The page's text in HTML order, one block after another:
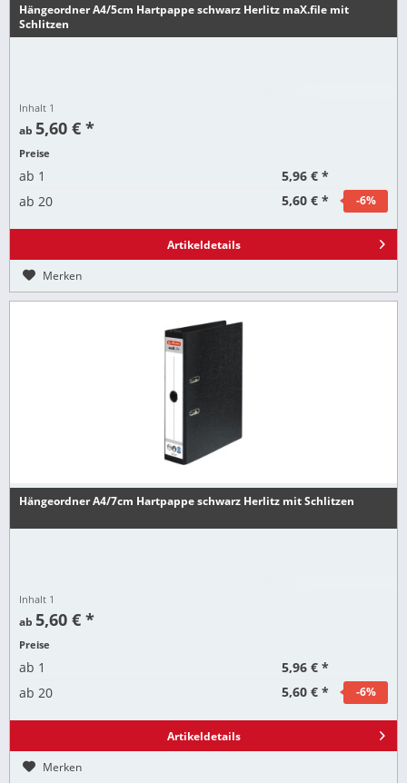
Hängeordner A4/5cm Hartpappe schwarz Herlitz maX.file mit
Schlitzen
Inhalt 1
ab 5,60 € *
Preise
ab 1
5,96 € *
ab 20 5,60 € * -6%
Artikeldetails
Merken
Hängeordner A4/7cm Hartpappe schwarz Herlitz mit Schlitzen
Inhalt 1
ab 5,60 € *
Preise
ab 1
5,96 € *
ab 20 5,60 € * -6%
Artikeldetails
Merken